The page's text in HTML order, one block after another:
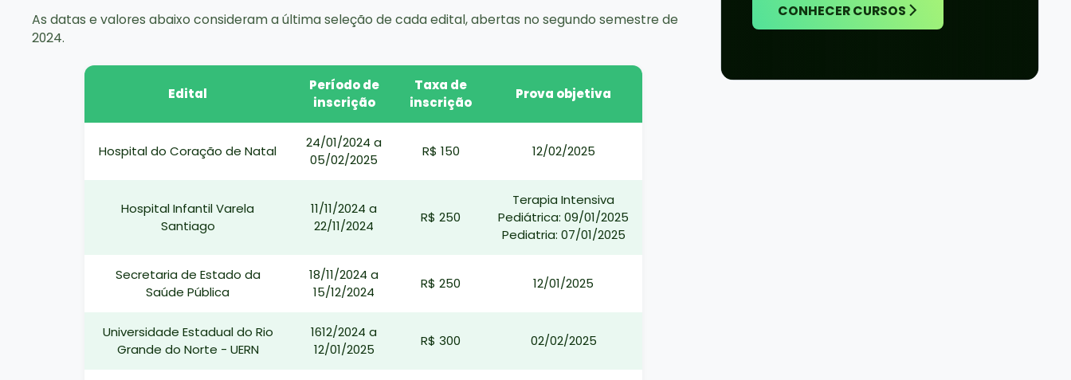
As datas e valores abaixo consideram a última seleção de cada edital, abertas no segundo semestre de
2024.
Edital
Período de
inscrição
Taxa de
inscrição
Prova objetiva
Hospital do Coração de Natal
24/01/2024 a
05/02/2025
R$ 150 12/02/2025
Hospital Infantil Varela
Santiago
11/11/2024 a
22/11/2024
R$ 250
Terapia Intensiva
Pediátrica: 09/01/2025
Pediatria: 07/01/2025
Secretaria de Estado da
Saúde Pública
18/11/2024 a
15/12/2024
R$ 250 12/01/2025
Universidade Estadual do Rio
Grande do Norte - UERN
1612/2024 a
12/01/2025
R$ 300 02/02/2025
CONHECER CURSOS